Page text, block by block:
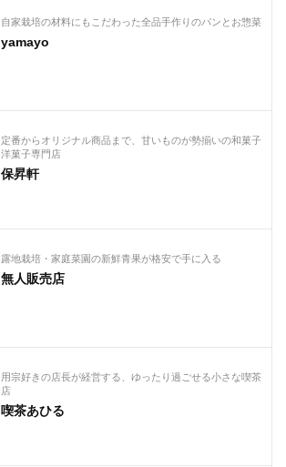
自家栽培の材料にもこだわった全品手作りのパンとお惣菜
yamayo
定番からオリジナル商品まで、甘いものが勢揃いの和菓子
洋菓子専門店
保昇軒
露地栽培・家庭菜園の新鮮青果が格安で手に入る
無人販売店
用宗好きの店長が経営する、ゆったり過ごせる小さな喫茶
店
喫茶あひる